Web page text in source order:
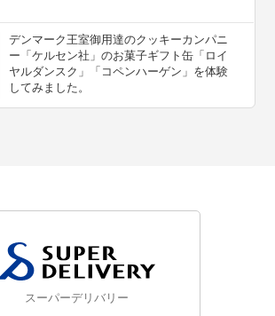
デンマーク王室御用達のクッキーカンパニ
ー「ケルセン社」のお菓子ギフト缶「ロイ
ヤルダンスク」「コペンハーゲン」を体験
してみました。
スーパーデリバリー